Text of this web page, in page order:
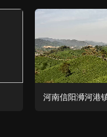
河南信阳浉河港